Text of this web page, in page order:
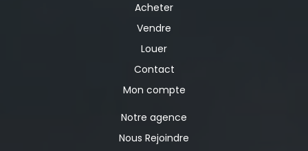
Acheter
Vendre
Louer
Contact
Mon compte
Notre agence
Nous Rejoindre